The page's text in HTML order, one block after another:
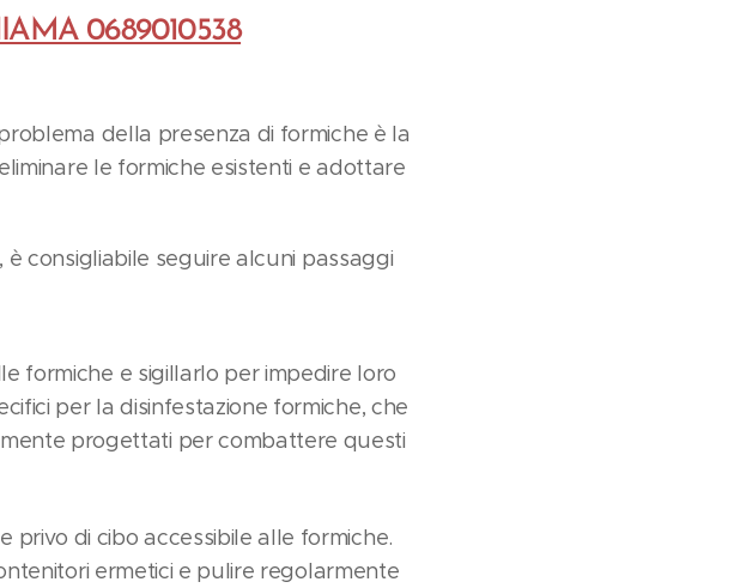
0689010538
della presenza di formiche è la
le formiche esistenti e adottare
è consigliabile seguire alcuni passaggi
formiche e sigillarlo per impedire loro
per la disinfestazione formiche, che
progettati per combattere questi
di cibo accessibile alle formiche.
ermetici e pulire regolarmente